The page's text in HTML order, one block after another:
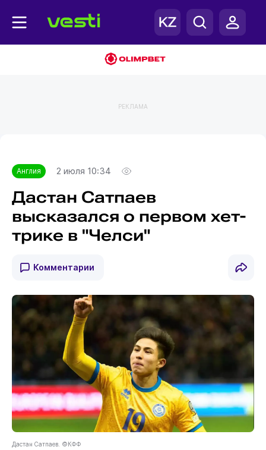
РЕКЛАМА
Англия 2 июля 10:34
Дастан Сатпаев
высказался о первом хет-
трике в "Челси"
Комментарии
Дастан Сатпаев. ©КФФ